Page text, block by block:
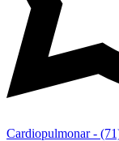
Cardiopulmonar -